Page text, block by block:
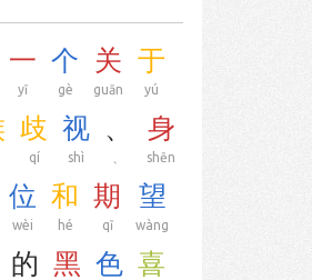
一
yī
个
gè
关
guān
于
yú
歧
qí
视
shì
、 身
shēn
位
wèi
和
hé
期
qī
望
wàng
的 黑 色 喜